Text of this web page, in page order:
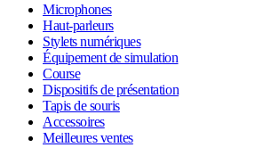
Microphones
Haut-parleurs
Stylets numériques
Équipement de simulation
Course
Dispositifs de présentation
Tapis de souris
Accessoires
Meilleures ventes